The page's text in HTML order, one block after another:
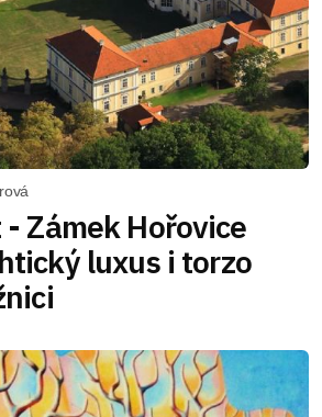
Zámek Hořovice
luxus i torzo